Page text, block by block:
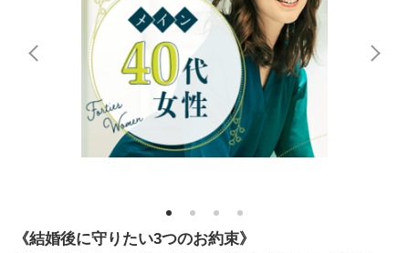
1 2 3 4
《結婚後に守りたい3つのお約束》